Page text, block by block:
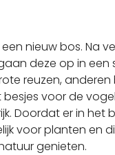
nieuw bos. Na
deze op in een
reuzen, anderen
voor de
Doordat er in het
voor planten en
genieten.